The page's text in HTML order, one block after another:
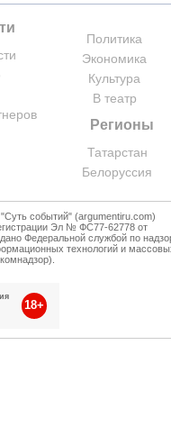
Политика
Экономика
Культура
В театр
Регионы
Татарстан
Белоруссия
событий" (argumentiru.com)
Эл № ФС77-62778 от
Федеральной службой по
технологий и
18+